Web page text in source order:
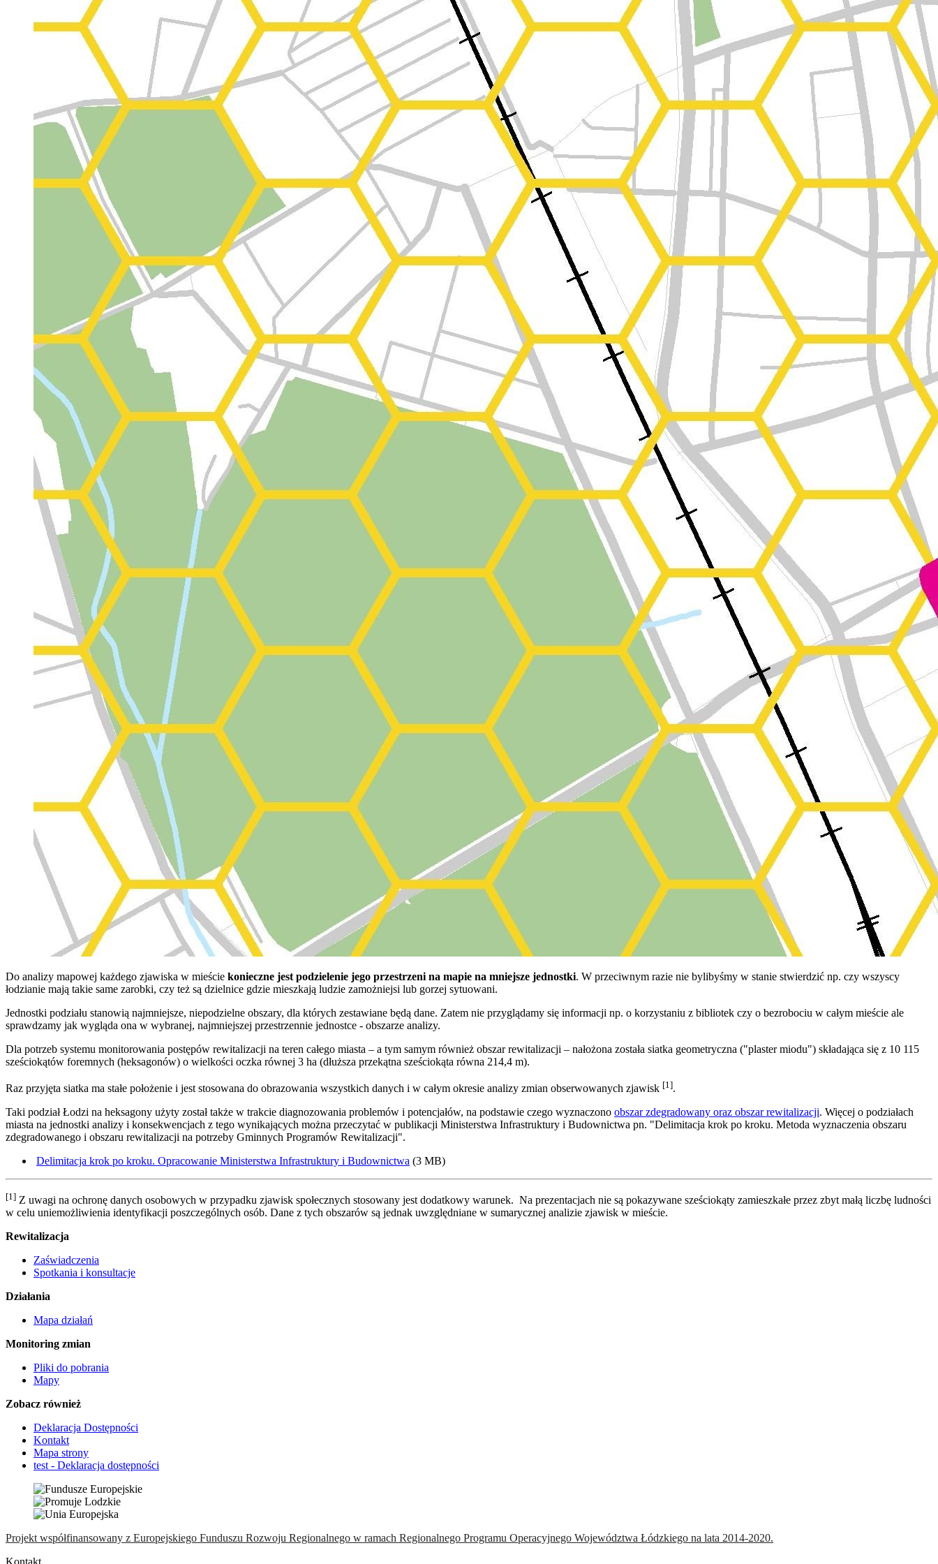
Do analizy mapowej każdego zjawiska w mieście konieczne jest podzielenie jego przestrzeni na mapie na mniejsze jednostki. W przeciwnym razie nie bylibyśmy w stanie stwierdzić np. czy wszyscy
łodzianie mają takie same zarobki, czy też są dzielnice gdzie mieszkają ludzie zamożniejsi lub gorzej sytuowani.
Jednostki podziału stanowią najmniejsze, niepodzielne obszary, dla których zestawiane będą dane. Zatem nie przyglądamy się informacji np. o korzystaniu z bibliotek czy o bezrobociu w całym mieście ale
sprawdzamy jak wygląda ona w wybranej, najmniejszej przestrzennie jednostce - obszarze analizy.
Dla potrzeb systemu monitorowania postępów rewitalizacji na teren całego miasta – a tym samym również obszar rewitalizacji – nałożona została siatka geometryczna ("plaster miodu") składająca się z 10 115
sześciokątów foremnych (heksagonów) o wielkości oczka równej 3 ha (dłuższa przekątna sześciokąta równa 214,4 m).
Raz przyjęta siatka ma stałe położenie i jest stosowana do obrazowania wszystkich danych i w całym okresie analizy zmian obserwowanych zjawisk [1].
Taki podział Łodzi na heksagony użyty został także w trakcie diagnozowania problemów i potencjałów, na podstawie czego wyznaczono obszar zdegradowany oraz obszar rewitalizacji. Więcej o podziałach
miasta na jednostki analizy i konsekwencjach z tego wynikających można przeczytać w publikacji Ministerstwa Infrastruktury i Budownictwa pn. "Delimitacja krok po kroku. Metoda wyznaczenia obszaru
zdegradowanego i obszaru rewitalizacji na potrzeby Gminnych Programów Rewitalizacji".
Delimitacja krok po kroku. Opracowanie Ministerstwa Infrastruktury i Budownictwa (3 MB)
[1] Z uwagi na ochronę danych osobowych w przypadku zjawisk społecznych stosowany jest dodatkowy warunek. Na prezentacjach nie są pokazywane sześciokąty zamieszkałe przez zbyt małą liczbę ludności
w celu uniemożliwienia identyfikacji poszczególnych osób. Dane z tych obszarów są jednak uwzględniane w sumarycznej analizie zjawisk w mieście.
Rewitalizacja
Zaświadczenia
Spotkania i konsultacje
Działania
Mapa działań
Monitoring zmian
Pliki do pobrania
Mapy
Zobacz również
Deklaracja Dostępności
Kontakt
Mapa strony
test - Deklaracja dostępności
Projekt współfinansowany z Europejskiego Funduszu Rozwoju Regionalnego w ramach Regionalnego Programu Operacyjnego Województwa Łódzkiego na lata 2014-2020.